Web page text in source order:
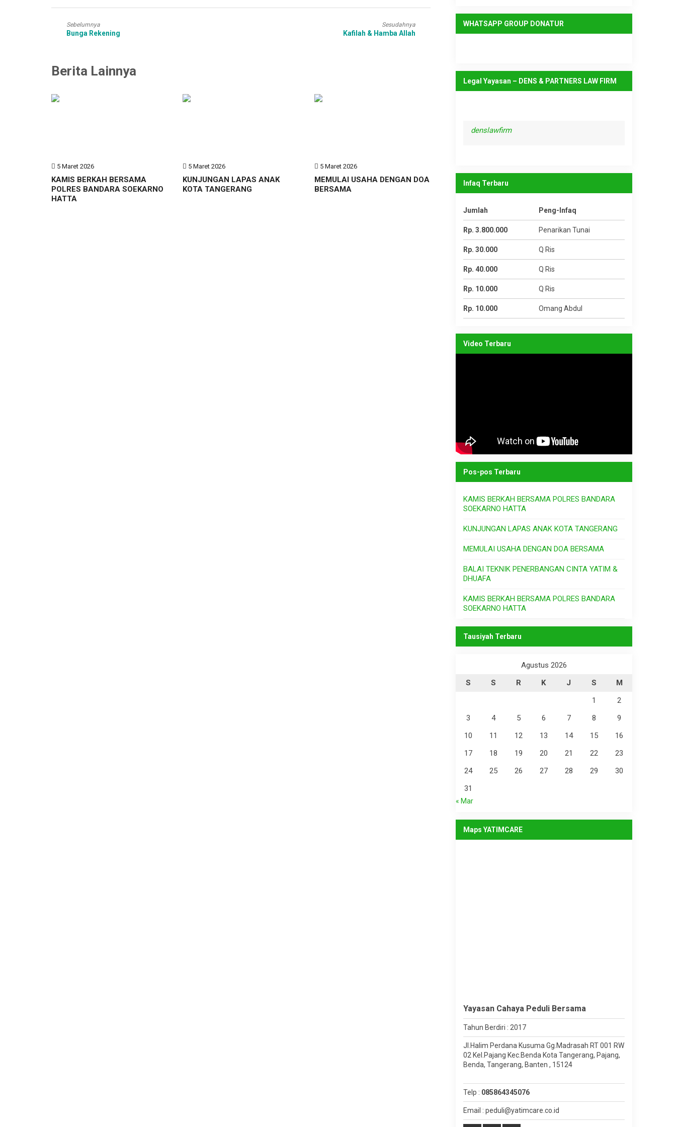
Sebelumnya
Bunga Rekening
Sesudahnya
Kafilah & Hamba Allah
Berita Lainnya
5 Maret 2026
KAMIS BERKAH BERSAMA
POLRES BANDARA SOEKARNO
HATTA
5 Maret 2026
KUNJUNGAN LAPAS ANAK
KOTA TANGERANG
5 Maret 2026
MEMULAI USAHA DENGAN DOA
BERSAMA
WHATSAPP GROUP DONATUR
Legal Yayasan – DENS & PARTNERS LAW FIRM
denslawfirm
Infaq Terbaru
Jumlah Peng-Infaq
Rp. 3.800.000 Penarikan Tunai
Rp. 30.000 Q Ris
Rp. 40.000 Q Ris
Rp. 10.000 Q Ris
Rp. 10.000 Omang Abdul
Video Terbaru
Pos-pos Terbaru
KAMIS BERKAH BERSAMA POLRES BANDARA
SOEKARNO HATTA
KUNJUNGAN LAPAS ANAK KOTA TANGERANG
MEMULAI USAHA DENGAN DOA BERSAMA
BALAI TEKNIK PENERBANGAN CINTA YATIM &
DHUAFA
KAMIS BERKAH BERSAMA POLRES BANDARA
SOEKARNO HATTA
Tausiyah Terbaru
Agustus 2026
S
S R K J S
M
1
2
3
4 5 6 7 8
9
10
11 12 13 14 15
16
17
18 19 20 21 22
23
24
25 26 27 28 29
30
31
« Mar
Maps YATIMCARE
Yayasan Cahaya Peduli Bersama
Tahun Berdiri : 2017
Jl.Halim Perdana Kusuma Gg.Madrasah RT 001 RW
02 Kel.Pajang Kec.Benda Kota Tangerang, Pajang,
Benda, Tangerang, Banten , 15124
Telp : 085864345076
Email : peduli@yatimcare.co.id